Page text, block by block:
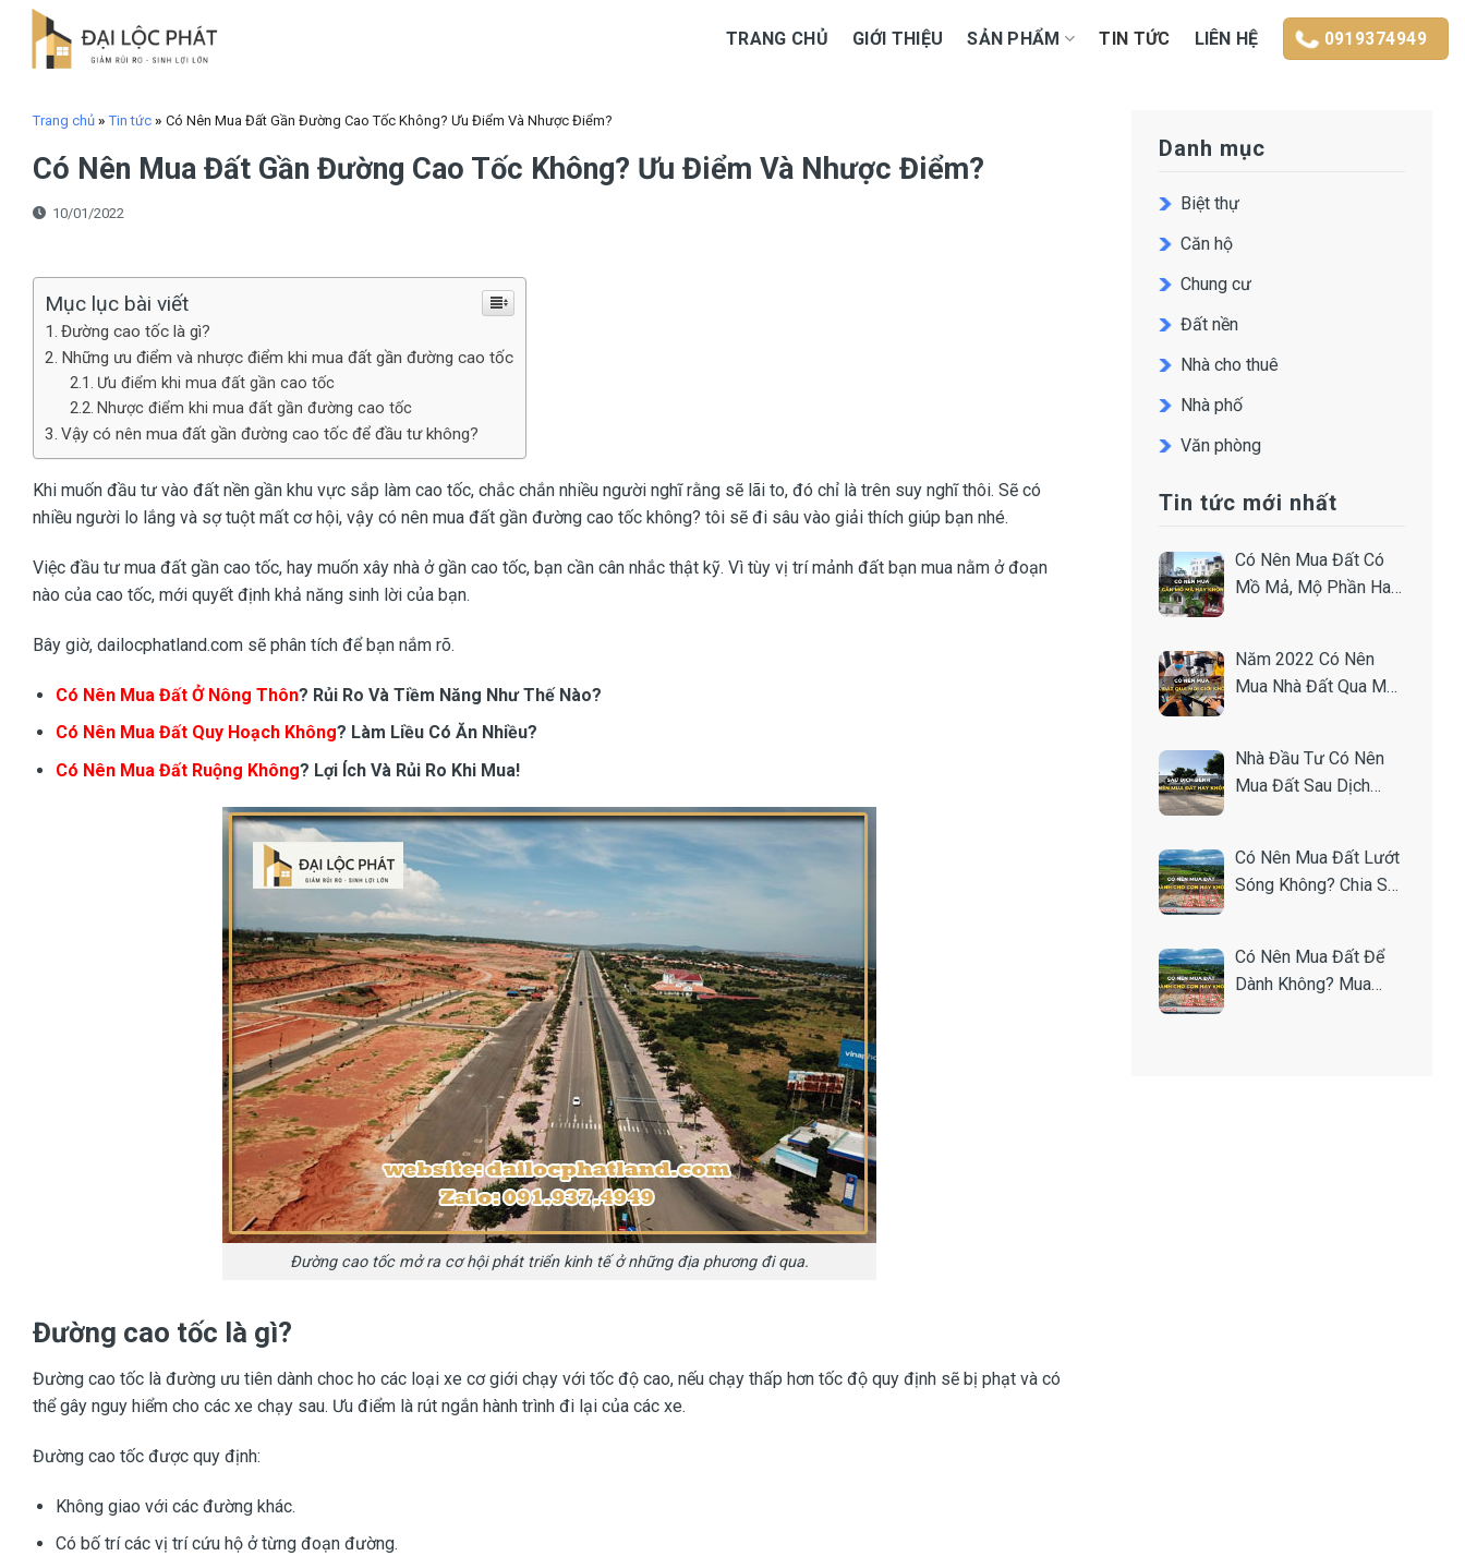
Skip
content
TRANG CHỦ GIỚI THIỆU SẢN PHẨM TIN TỨC LIÊN HỆ 0919374949
Trang chủ »Tin tức » Có Nên Mua Đất Gần Đường Cao Tốc Không? Ưu Điểm Và Nhược Điểm?
Có Nên Mua Đất Gần Đường Cao Tốc Không? Ưu Điểm Và Nhược Điểm?
10/01/2022
Mục lục bài viết
Đường cao tốc là gì?
Những ưu điểm và nhược điểm khi mua đất gần đường cao tốc
Ưu điểm khi mua đất gần cao tốc
Nhược điểm khi mua đất gần đường cao tốc
Vậy có nên mua đất gần đường cao tốc để đầu tư không?
Khi muốn đầu tư vào đất nền gần khu vực sắp làm cao tốc, chắc chắn nhiều người nghĩ rằng sẽ lãi to, đó chỉ là trên suy nghĩ thôi. Sẽ có
nhiều người lo lắng và sợ tuột mất cơ hội, vậy có nên mua đất gần đường cao tốc không? tôi sẽ đi sâu vào giải thích giúp bạn nhé.
Việc đầu tư mua đất gần cao tốc, hay muốn xây nhà ở gần cao tốc, bạn cần cân nhắc thật kỹ. Vì tùy vị trí mảnh đất bạn mua nằm ở đoạn
nào của cao tốc, mới quyết định khả năng sinh lời của bạn.
Bây giờ, dailocphatland.com sẽ phân tích để bạn nắm rõ.
Có Nên Mua Đất Ở Nông Thôn? Rủi Ro Và Tiềm Năng Như Thế Nào?
Có Nên Mua Đất Quy Hoạch Không? Làm Liều Có Ăn Nhiều?
Có Nên Mua Đất Ruộng Không? Lợi Ích Và Rủi Ro Khi Mua!
Đường cao tốc mở ra cơ hội phát triển kinh tế ở những địa phương đi qua.
Đường cao tốc là gì?
Đường cao tốc là đường ưu tiên dành choc ho các loại xe cơ giới chạy với tốc độ cao, nếu chạy thấp hơn tốc độ quy định sẽ bị phạt và có
thể gây nguy hiểm cho các xe chạy sau. Ưu điểm là rút ngắn hành trình đi lại của các xe.
Đường cao tốc được quy định:
Không giao với các đường khác.
Có bố trí các vị trí cứu hộ ở từng đoạn đường.
Danh mục
Biệt thự
Căn hộ
Chung cư
Đất nền
Nhà cho thuê
Nhà phố
Văn phòng
Tin tức mới nhất
Có Nên Mua Đất Có
Mồ Mả, Mộ Phần Hay
Năm 2022 Có Nên
Mua Nhà Đất Qua Môi
Nhà Đầu Tư Có Nên
Mua Đất Sau Dịch
Có Nên Mua Đất Lướt
Sóng Không? Chia Sẻ
Có Nên Mua Đất Để
Dành Không? Mua